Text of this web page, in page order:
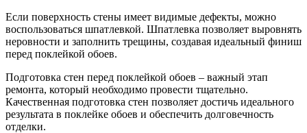
Если поверхность стены имеет видимые дефекты, можно
воспользоваться шпатлевкой. Шпатлевка позволяет выровнять
неровности и заполнить трещины, создавая идеальный финиш
перед поклейкой обоев.
Подготовка стен перед поклейкой обоев – важный этап
ремонта, который необходимо провести тщательно.
Качественная подготовка стен позволяет достичь идеального
результата в поклейке обоев и обеспечить долговечность
отделки.